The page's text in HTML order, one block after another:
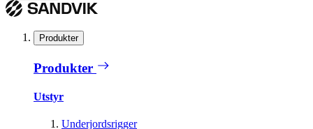
Produkter
Produkter
Utstyr
Underjordsrigger